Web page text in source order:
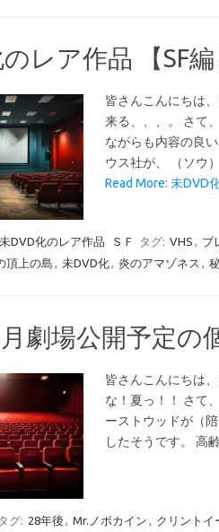
レア作品 【SF編
皆さんこんにちは
来る、、、。 さて
ながらも内容の良
ウス社が、 （ソウ
Read More: 未DVD
未DVD化のレア作品 ＳＦ タグ: VHS , ブ
頂上の島 , 未DVD化, 炎のアマゾネス ,
劇場公開予定の
皆さんこんにちは
な！夏っ！！ さて
ーストウッドが（
したそうです。 高
タグ: 28年後 , Mr.ノボカイン , クリントイ